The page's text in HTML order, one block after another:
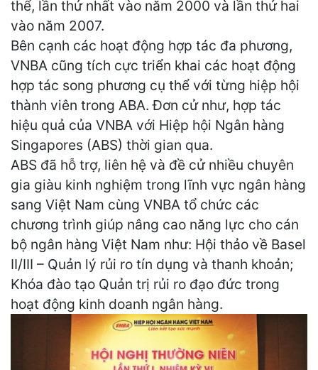
thể, lần thứ nhất vào năm 2000 và lần thứ hai
vào năm 2007.
Bên cạnh các hoạt động hợp tác đa phương,
VNBA cũng tích cực triển khai các hoạt động
hợp tác song phương cụ thể với từng hiệp hội
thành viên trong ABA. Đơn cử như, hợp tác
hiệu quả của VNBA với Hiệp hội Ngân hàng
Singapores (ABS) thời gian qua.
ABS đã hỗ trợ, liên hệ và đề cử nhiều chuyên
gia giàu kinh nghiệm trong lĩnh vực ngân hàng
sang Việt Nam cùng VNBA tổ chức các
chương trình giúp nâng cao năng lực cho cán
bộ ngân hàng Việt Nam như: Hội thảo về Basel
II/III – Quản lý rủi ro tín dụng và thanh khoản;
Khóa đào tạo Quản trị rủi ro đạo đức trong
hoạt động kinh doanh ngân hàng.